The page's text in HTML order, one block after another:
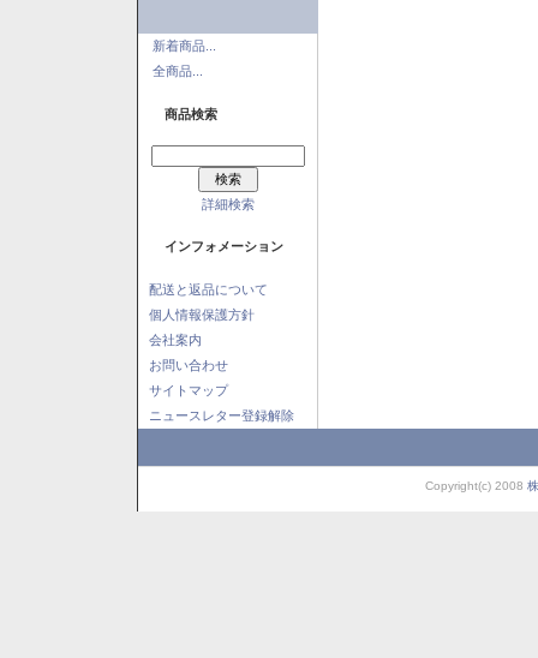
新着商品...
全商品...
商品検索
詳細検索
インフォメーション
配送と返品について
個人情報保護方針
会社案内
お問い合わせ
サイトマップ
ニュースレター登録解除
Copyright(c) 2008